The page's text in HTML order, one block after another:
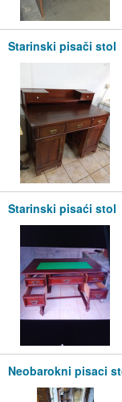
Starinski pisači stol
Starinski pisaći stol
Neobarokni pisaci